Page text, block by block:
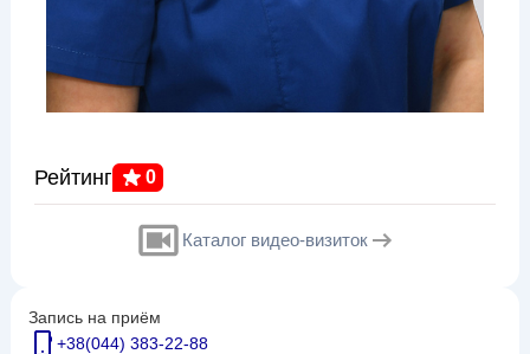
Рейтинг 0
Каталог видео-визиток
Запись на приём
+38(044) 383-22-88